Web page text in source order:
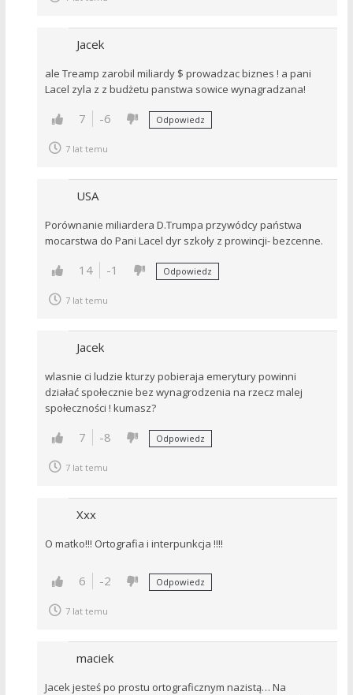
Jacek
ale Treamp zarobil miliardy $ prowadzac biznes ! a pani
Lacel zyla z z budżetu panstwa sowice wynagradzana!
7 -6 Odpowiedz
7 lat temu
USA
Porównanie miliardera D.Trumpa przywódcy państwa
mocarstwa do Pani Lacel dyr szkoły z prowincji- bezcenne.
14 -1 Odpowiedz
7 lat temu
Jacek
wlasnie ci ludzie kturzy pobieraja emerytury powinni
działać społecznie bez wynagrodzenia na rzecz malej
społeczności ! kumasz?
7 -8 Odpowiedz
7 lat temu
Xxx
O matko!!! Ortografia i interpunkcja !!!!
6 -2 Odpowiedz
7 lat temu
maciek
Jacek jesteś po prostu ortograficznym nazistą… Na